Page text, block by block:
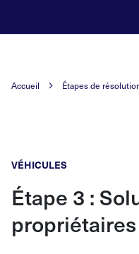
Accueil Étapes de
VÉHICULES
Étape 3 :
propriétaires